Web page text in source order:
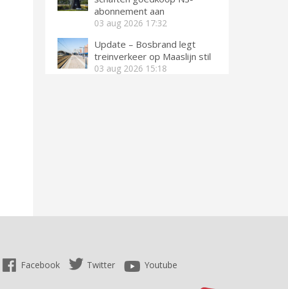
abonnement aan
03 aug 2026 17:32
Update – Bosbrand legt
treinverkeer op Maaslijn stil
03 aug 2026 15:18
Facebook Twitter Youtube